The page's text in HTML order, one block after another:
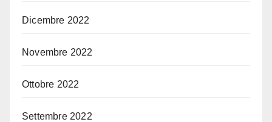
Dicembre 2022
Novembre 2022
Ottobre 2022
Settembre 2022